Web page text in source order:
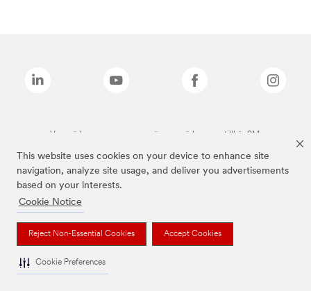
This website uses cookies on your device to enhance site
navigation, analyze site usage, and deliver you advertisements
based on your interests.
Cookie Notice
Reject Non-Essential Cookies Accept Cookies
Cookie Preferences
Varumärken som anges ovan är varumärken som tillhör 3M.